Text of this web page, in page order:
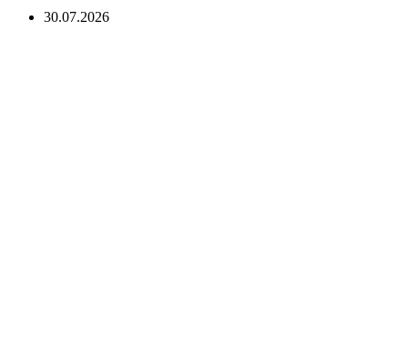
30.07.2026